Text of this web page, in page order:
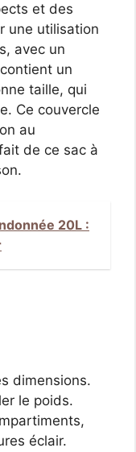
et des
une utilisation
avec un
un
taille, qui
Ce couvercle
au
de ce sac à
20L :
dimensions.
le poids.
éclair.